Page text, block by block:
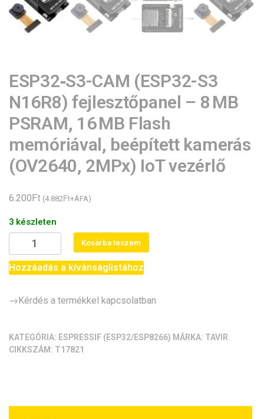
ESP32‑S3-CAM (ESP32-S3
N16R8) fejlesztőpanel – 8 MB
PSRAM, 16 MB Flash
memóriával, beépített kamerás
(OV2640, 2MPx) IoT vezérlő
6.200Ft (4.882Ft+ÁFA)
3 készleten
ESP32‑S3-
CAM
(ESP32-
N16R8)
8 MB
PSRAM,
beépített
Kosárba teszem
Hozzáadás a kívánságlistához
→Kérdés a termékkel kapcsolatban
KATEGÓRIA: ESPRESSIF (ESP32/ESP8266) MÁRKA: TAVIR
CIKKSZÁM: T17821